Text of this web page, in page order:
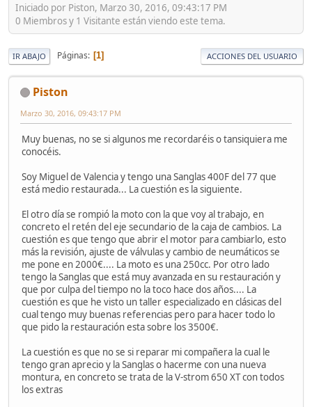
Iniciado por Piston, Marzo 30, 2016, 09:43:17 PM
0 Miembros y 1 Visitante están viendo este tema.
IR ABAJO Páginas 1 ACCIONES DEL USUARIO
Piston
Marzo 30, 2016, 09:43:17 PM
Muy buenas, no se si algunos me recordaréis o tansiquiera me
conocéis.
Soy Miguel de Valencia y tengo una Sanglas 400F del 77 que
está medio restaurada... La cuestión es la siguiente.
El otro día se rompió la moto con la que voy al trabajo, en
concreto el retén del eje secundario de la caja de cambios. La
cuestión es que tengo que abrir el motor para cambiarlo, esto
más la revisión, ajuste de válvulas y cambio de neumáticos se
me pone en 2000€.... La moto es una 250cc. Por otro lado
tengo la Sanglas que está muy avanzada en su restauración y
que por culpa del tiempo no la toco hace dos años.... La
cuestión es que he visto un taller especializado en clásicas del
cual tengo muy buenas referencias pero para hacer todo lo
que pido la restauración esta sobre los 3500€.
La cuestión es que no se si reparar mi compañera la cual le
tengo gran aprecio y la Sanglas o hacerme con una nueva
montura, en concreto se trata de la V-strom 650 XT con todos
los extras